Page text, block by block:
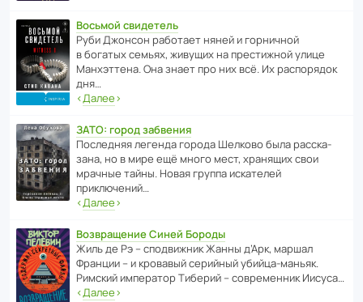
Восьмой свидетель
Руби Джонсон рабо­тает няней и горни­чной
в богатых семьях, живущих на прес­ти­жной улице
Манх­эт­тена. Она знает про них всё. Их распо­рядок
дня…
‹Далее›
ЗАТО: город забвения
После­дняя легенда города Шелково была расска­
зана, но в мире ещё много мест, хранящих свои
мрачные тайны. Новая группа иска­телей
приключений…
‹Далее›
Возвращение Синей Бороды
Жиль де Рэ – спод­ви­жник Жанны д’Арк, маршал
Франции – и кровавый серийный убийца-маньяк.
Римский импе­ратор Тиберий – совре­менник Иисуса…
‹Далее›